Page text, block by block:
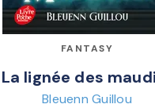
FANTASY
La lignée des
Bleuenn Guillou